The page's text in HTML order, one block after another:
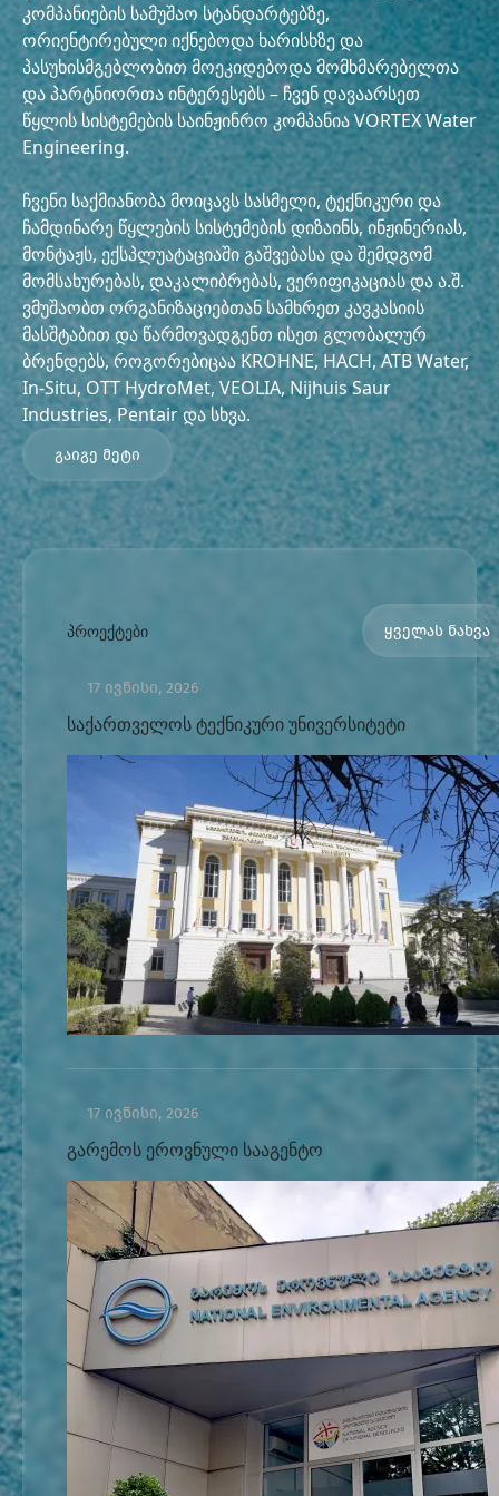
კომპანიების სამუშაო სტანდარტებზე,
ორიენტირებული იქნებოდა ხარისხზე და
პასუხისმგებლობით მოეკიდებოდა მომხმარებელთა
და პარტნიორთა ინტერესებს – ჩვენ დავაარსეთ
წყლის სისტემების საინჟინრო კომპანია VORTEX Water
Engineering.
ჩვენი საქმიანობა მოიცავს სასმელი, ტექნიკური და
ჩამდინარე წყლების სისტემების დიზაინს, ინჟინერიას,
მონტაჟს, ექსპლუატაციაში გაშვებასა და შემდგომ
მომსახურებას, დაკალიბრებას, ვერიფიკაციას და ა.შ.
ვმუშაობთ ორგანიზაციებთან სამხრეთ კავკასიის
მასშტაბით და წარმოვადგენთ ისეთ გლობალურ
ბრენდებს, როგორებიცაა KROHNE, HACH, ATB Water,
In-Situ, OTT HydroMet, VEOLIA, Nijhuis Saur
Industries, Pentair და სხვა.
გაიგე მეტი
პროექტები ყველას ნახვა
17 ივნისი, 2026
საქართველოს ტექნიკური უნივერსიტეტი
17 ივნისი, 2026
გარემოს ეროვნული სააგენტო